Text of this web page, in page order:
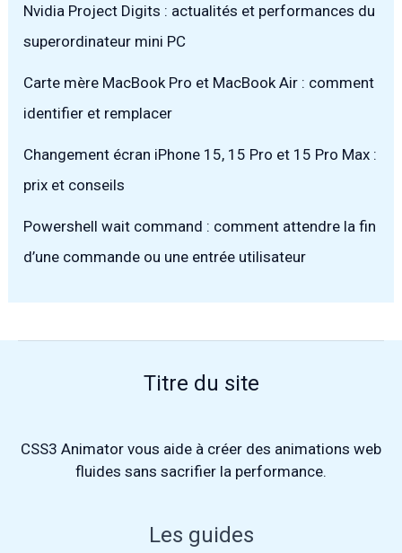
Nvidia Project Digits : actualités et performances du
superordinateur mini PC
Carte mère MacBook Pro et MacBook Air : comment
identifier et remplacer
Changement écran iPhone 15, 15 Pro et 15 Pro Max :
prix et conseils
Powershell wait command : comment attendre la fin
d’une commande ou une entrée utilisateur
Titre du site
CSS3 Animator vous aide à créer des animations web
fluides sans sacrifier la performance.
Les guides